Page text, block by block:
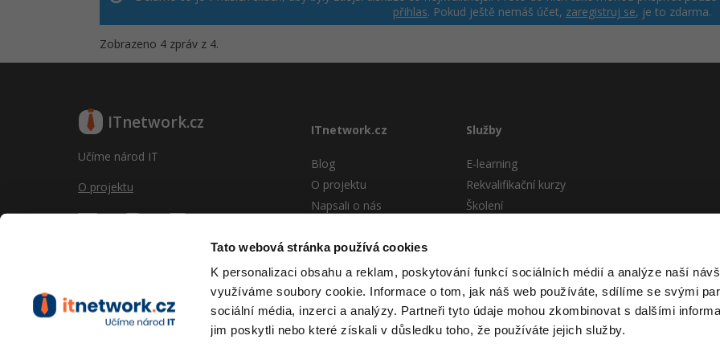
Tato webová stránka používá cookies
K personalizaci obsahu a reklam, poskytování funkcí sociálních médií a analýze naší
využíváme soubory cookie. Informace o tom, jak náš web používáte, sdílíme se svými
sociální média, inzerci a analýzy. Partneři tyto údaje mohou zkombinovat s dalšími
jim poskytli nebo které získali v důsledku toho, že používáte jejich služby.
přihlas. Pokud ještě nemáš účet, zaregistruj se, je to zdarma.
Zobrazeno 4 zpráv z 4.
ITnetwork.cz
Učíme národ IT
O projektu
ITnetwork.cz
Blog
O projektu
Napsali o nás
Vývoj systému
Provozní podmínky
RSS
Kontakt
Služby
E-learning
Rekvalifikační kurzy
Školení